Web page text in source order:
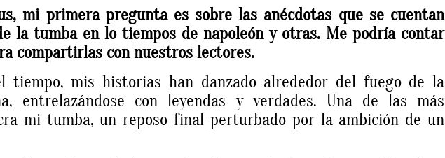
mi primera pregunta es sobre las anécdotas que se cuentan
la tumba en lo tiempos de napoleón y otras. Me podría contar
compartirlas con nuestros lectores.
tiempo, mis historias han danzado alrededor del fuego de la
entrelazándose con leyendas y verdades. Una de las más
mi tumba, un reposo final perturbado por la ambición de un